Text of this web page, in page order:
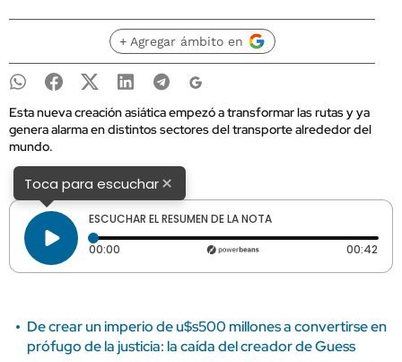
+ Agregar ámbito en
Esta nueva creación asiática empezó a transformar las rutas y ya
genera alarma en distintos sectores del transporte alrededor del
mundo.
Toca para escuchar×
ESCUCHAR EL RESUMEN DE LA NOTA
00:00 Tiempo transcurrido: 0 segundos 00:42
De crear un imperio de u$s500 millones a convertirse en
prófugo de la justicia: la caída del creador de Guess